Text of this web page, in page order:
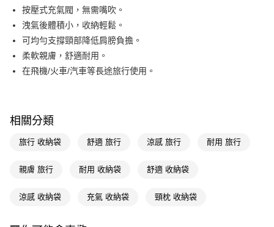
Apple Pay
街口支付
悠遊付
相關說明
AFTEE先享後付是「在收到商品之後才付款」的支付方式。 讓您購物簡單
１．簡單：不需註冊會員、不需綁卡、不需儲值。
即享券
運送方式
全家取貨付款
按壓式充氣閥，無需嘴吹。
洩氣後體積小，收納輕鬆。
可均勻支撐頸部降低肩膀負擔。
柔軟親膚，舒適耐用。
在飛機/火車/汽車等長途旅行使用。
相關分類
旅行 收納袋 舒適 旅行 涼感 旅行 耐用 旅行
親膚 旅行 耐用 收納袋 舒適 收納袋
涼感 收納袋 充氣 收納袋 頸枕 收納袋